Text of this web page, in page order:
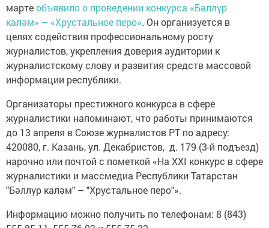
мартеобъявило о проведении конкурса «Бәллүр
каләм» – «Хрустальное перо». Он организуется в
целях содействия профессиональному росту
журналистов, укрепления доверия аудитории к
журналистскому слову и развития средств массовой
информации республики.
Организаторы престижного конкурса в сфере
журналистики напоминают, что работы принимаются
до 13 апреля в Союзе журналистов РТ по адресу:
420080, г. Казань, ул. Декабристов, д. 179 (3-й подъезд)
нарочно или почтой с пометкой «На XXI конкурс в сфере
журналистики и массмедиа Республики Татарстан
"Бәллүр каләм" – "Хрустальное перо"».
Информацию можно получить по телефонам: 8 (843)